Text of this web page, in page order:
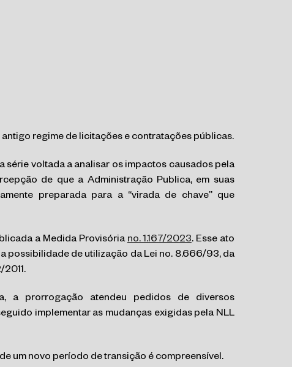
regime de licitações e contratações públicas.
série voltada a analisar os impactos causados pela
de que a Administração Publica, em suas
preparada para a “virada de chave” que
a Medida Provisóriano. 1.167/2023. Esse ato
possibilidade de utilização da Lei no. 8.666/93, da
a prorrogação atendeu pedidos de diversos
implementar as mudanças exigidas pela NLL
um novo período de transição é compreensível.